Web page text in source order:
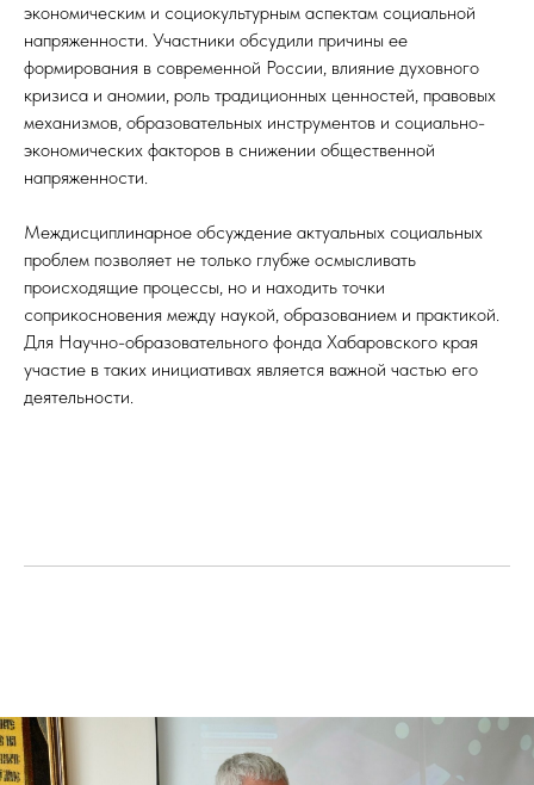
экономическим и социокультурным аспектам социальной
напряженности. Участники обсудили причины ее
формирования в современной России, влияние духовного
кризиса и аномии, роль традиционных ценностей, правовых
механизмов, образовательных инструментов и социально-
экономических факторов в снижении общественной
напряженности.
Междисциплинарное обсуждение актуальных социальных
проблем позволяет не только глубже осмысливать
происходящие процессы, но и находить точки
соприкосновения между наукой, образованием и практикой.
Для Научно-образовательного фонда Хабаровского края
участие в таких инициативах является важной частью его
деятельности.